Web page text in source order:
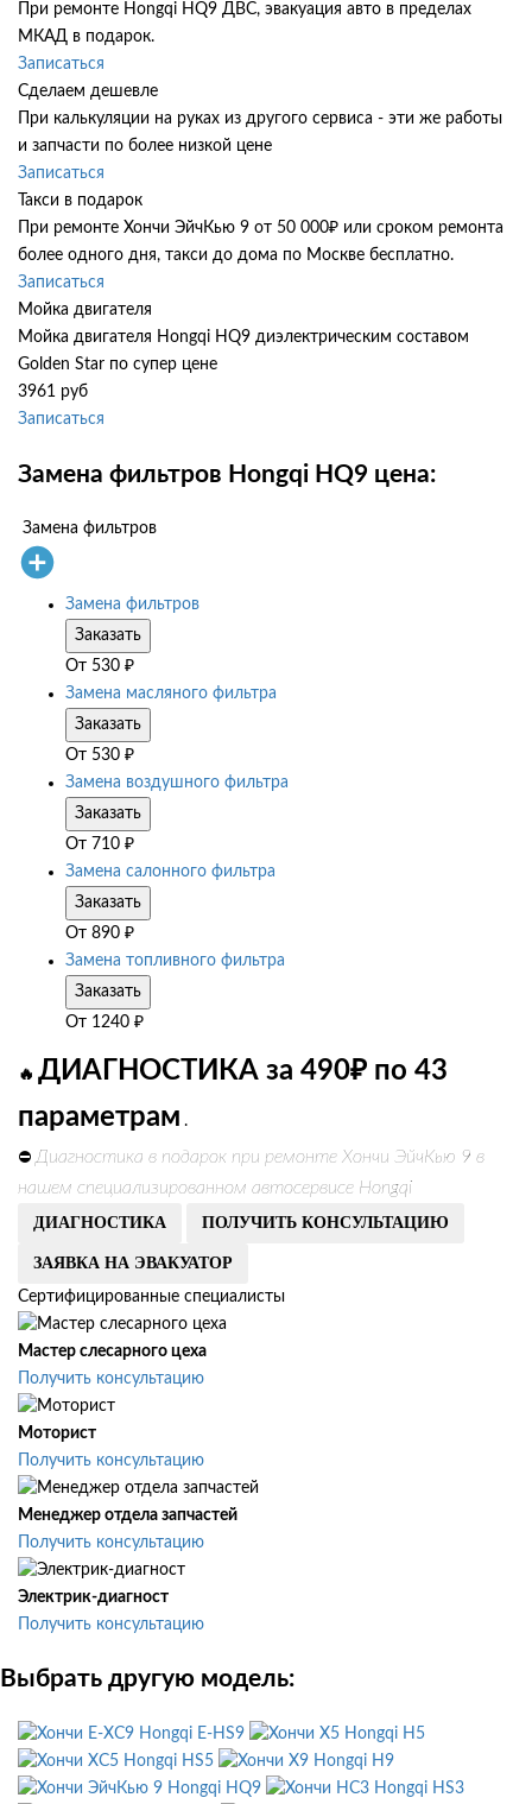
При ремонте Hongqi HQ9 ДВС, эвакуация авто в пределах
МКАД в подарок.
Записаться
Сделаем дешевле
При калькуляции на руках из другого сервиса - эти же работы
и запчасти по более низкой цене
Записаться
Такси в подарок
При ремонте Хончи ЭйчКью 9 от 50 000₽ или сроком ремонта
более одного дня, такси до дома по Москве бесплатно.
Записаться
Мойка двигателя
Мойка двигателя Hongqi HQ9 диэлектрическим составом
Golden Star по супер цене
3961 руб
Записаться
Замена фильтров Hongqi HQ9 цена:
Замена фильтров
Замена фильтров
Заказать
От 530 ₽
Замена масляного фильтра
Заказать
От 530 ₽
Замена воздушного фильтра
Заказать
От 710 ₽
Замена салонного фильтра
Заказать
От 890 ₽
Замена топливного фильтра
Заказать
От 1240 ₽
🔥 ДИАГНОСТИКА за 490₽ по 43
параметрам .
⛔ Диагностика в подарок при ремонте Хончи ЭйчКью 9 в
нашем специализированном автосервисе Hongqi
ДИАГНОСТИКА ПОЛУЧИТЬ КОНСУЛЬТАЦИЮ
ЗАЯВКА НА ЭВАКУАТОР
Сертифицированные специалисты
Мастер слесарного цеха
Получить консультацию
Моторист
Получить консультацию
Менеджер отдела запчастей
Получить консультацию
Электрик-диагност
Получить консультацию
Выбрать другую модель:
Hongqi E-HS9
Hongqi H5
Hongqi HS5
Hongqi H9
Hongqi HQ9
Hongqi HS3